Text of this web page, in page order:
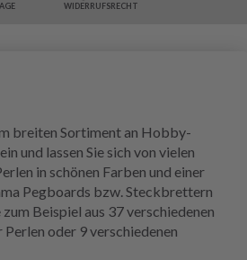
WIDERRUFSRECHT
breiten Sortiment an Hobby-
und lassen Sie sich von vielen
in schönen Farben und einer
Pegboards bzw. Steckbrettern
Beispiel aus 37 verschiedenen
oder 9 verschiedenen